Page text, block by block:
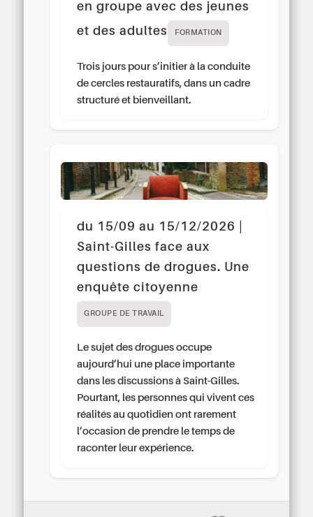
en groupe avec des jeunes
et des adultes
FORMATION
Trois jours pour s’initier à la conduite
de cercles restauratifs, dans un cadre
structuré et bienveillant.
du 15/09 au 15/12/2026 |
Saint-Gilles face aux
questions de drogues. Une
enquête citoyenne
GROUPE DE TRAVAIL
Le sujet des drogues occupe
aujourd’hui une place importante
dans les discussions à Saint-Gilles.
Pourtant, les personnes qui vivent ces
réalités au quotidien ont rarement
l’occasion de prendre le temps de
raconter leur expérience.